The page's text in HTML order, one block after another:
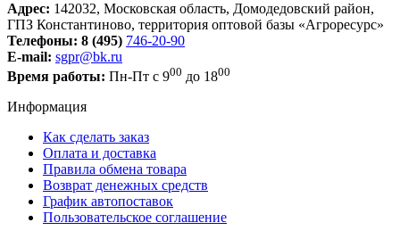
Адрес: 142032, Московская область, Домодедовский район,
ГПЗ Константиново, территория оптовой базы «Агроресурс»
Телефоны: 8 (495) 746-20-90
E-mail: sgpr@bk.ru
Время работы: Пн-Пт с 900 до 1800
Информация
Как сделать заказ
Оплата и доставка
Правила обмена товара
Возврат денежных средств
График автопоставок
Пользовательское соглашение